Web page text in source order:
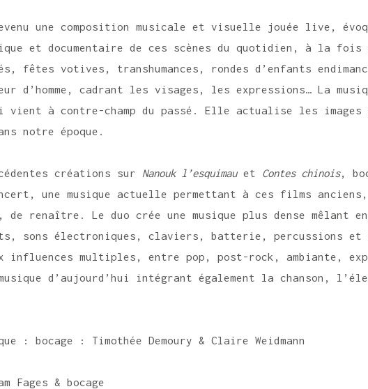
une composition musicale et visuelle jouée live,
et documentaire de ces scènes du quotidien, à la fois
fêtes votives, transhumances, rondes d’enfants
d’homme, cadrant les visages, les expressions… La
à contre-champ du passé. Elle actualise les images
notre époque.
créations sur Nanouk l’esquimauet Contes chinois,
une musique actuelle permettant à ces films
de renaître. Le duo crée une musique plus dense mêlant
sons électroniques, claviers, batterie, percussions et
influences multiples, entre pop, post-rock, ambiante,
d’aujourd’hui intégrant également la chanson,
: bocage : Timothée Demoury & Claire Weidmann
Fages & bocage